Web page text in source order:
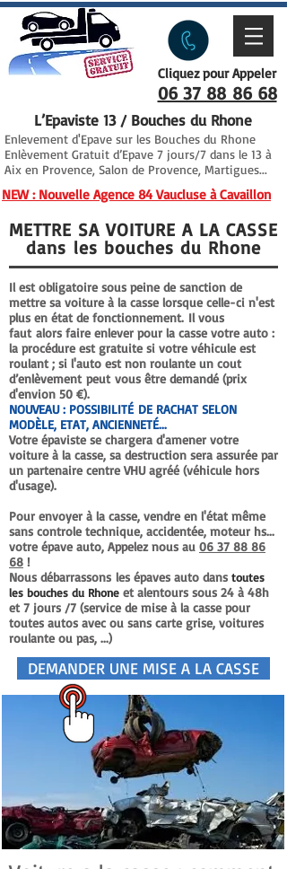
Cliquez pour Appeler
06 37 88 86 68
L’Epaviste 13 / Bouches du Rhone
Enlevement d'Epave sur les Bouches du Rhone
Enlèvement Gratuit d’Epave 7 jours/7 dans le 13 à
Aix en Provence, Salon de Provence, Martigues...
NEW : Nouvelle Agence 84 Vaucluse à Cavaillon
METTRE SA VOITURE A LA CASSE
dans les bouches du Rhone
Il est obligatoire sous peine de sanction de
mettre sa voiture à la casse lorsque celle-ci n'est
plus en état de fonctionnement. Il vous
faut alors faire enlever pour la casse votre auto :
la procédure est gratuite si votre véhicule est
roulant ; si l'auto est non roulante un cout
d’enlèvement peut vous être demandé (prix
d'envion 50 €).
NOUVEAU : POSSIBILITÉ DE RACHAT SELON
MODÈLE, ETAT, ANCIENNETÉ...
Votre épaviste se chargera d'amener votre
voiture à la casse, sa destruction sera assurée par
un partenaire centre VHU agréé (véhicule hors
d'usage).
Pour envoyer à la casse, vendre en l'état même
sans controle technique, accidentée, moteur hs...
votre épave auto, Appelez nous au 06 37 88 86
68 !
Nous débarrassons les épaves auto dans toutes
les bouches du Rhone et alentours sous 24 à 48h
et 7 jours /7 (service de mise à la casse pour
toutes autos avec ou sans carte grise, voitures
roulante ou pas, ...)
DEMANDER UNE MISE A LA CASSE